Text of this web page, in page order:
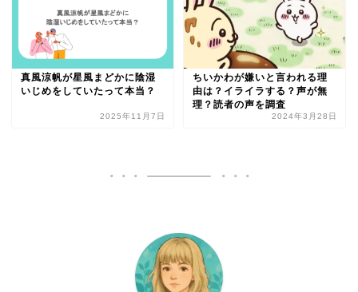
真風涼帆が星風まどかに陰湿
いじめをしていたって本当？
2025年11月7日
ちいかわが嫌いと言われる理
由は？イライラする？声が無
理？読者の声を調査
2024年3月28日